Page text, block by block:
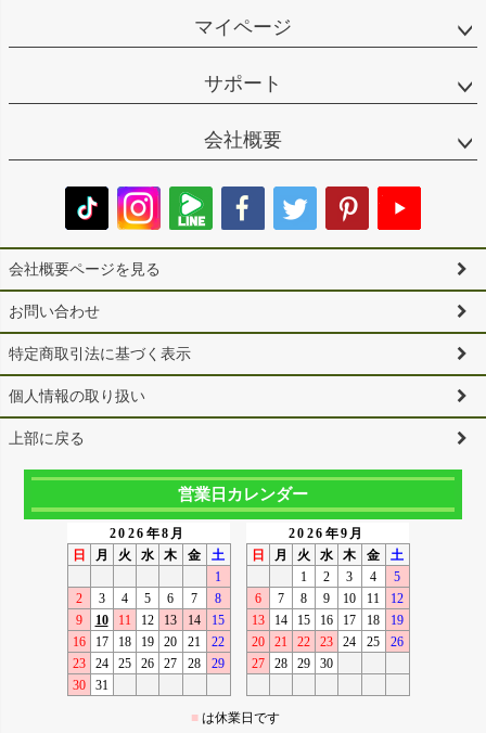
マイページ
サポート
会社概要
会社概要ページを見る
お問い合わせ
特定商取引法に基づく表示
個人情報の取り扱い
上部に戻る
営業日カレンダー